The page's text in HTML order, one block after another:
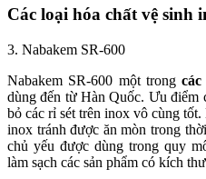
Các loại hóa chất vệ sinh
3. Nabakem SR-600
Nabakem SR-600 một trong
dùng đến từ Hàn Quốc. Ưu điểm
bỏ các rỉ sét trên inox vô cùng
inox tránh được ăn mòn trong
chủ yếu được dùng trong quy
làm sạch các sản phẩm có kích